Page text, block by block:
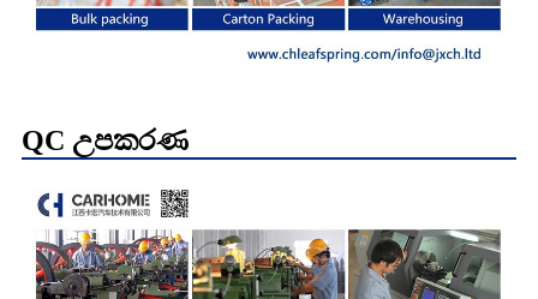
QC උපකරණ